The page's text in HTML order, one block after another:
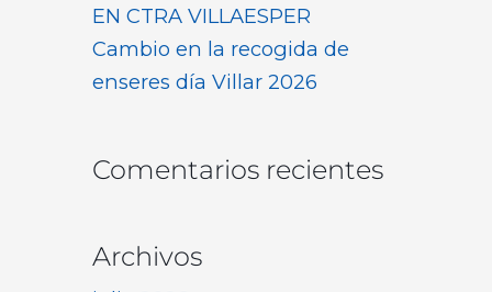
EN CTRA VILLAESPER
Cambio en la recogida de
enseres día Villar 2026
Comentarios recientes
Archivos